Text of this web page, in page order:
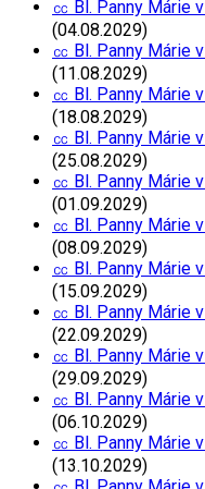
㏄ Bl. Panny Márie
(04.08.2029)
㏄ Bl. Panny Márie
(11.08.2029)
㏄ Bl. Panny Márie
(18.08.2029)
㏄ Bl. Panny Márie
(25.08.2029)
㏄ Bl. Panny Márie
(01.09.2029)
㏄ Bl. Panny Márie
(08.09.2029)
㏄ Bl. Panny Márie
(15.09.2029)
㏄ Bl. Panny Márie
(22.09.2029)
㏄ Bl. Panny Márie
(29.09.2029)
㏄ Bl. Panny Márie
(06.10.2029)
㏄ Bl. Panny Márie
(13.10.2029)